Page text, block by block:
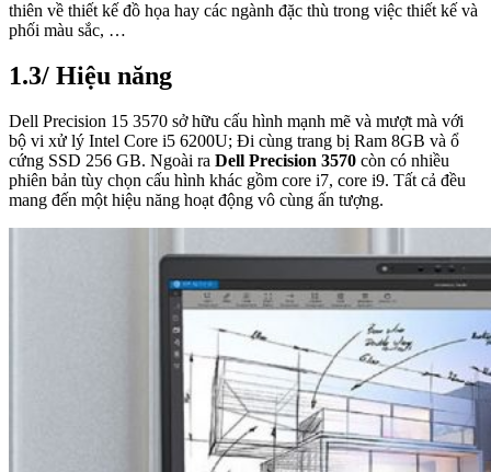
thiên về thiết kế đồ họa hay các ngành đặc thù trong việc thiết kế và
phối màu sắc, …
1.3/ Hiệu năng
Dell Precision 15 3570 sở hữu cấu hình mạnh mẽ và mượt mà với
bộ vi xử lý Intel Core i5 6200U; Đi cùng trang bị Ram 8GB và ổ
cứng SSD 256 GB. Ngoài ra Dell Precision 3570 còn có nhiều
phiên bản tùy chọn cấu hình khác gồm core i7, core i9. Tất cả đều
mang đến một hiệu năng hoạt động vô cùng ấn tượng.